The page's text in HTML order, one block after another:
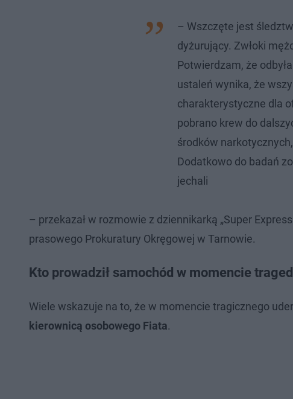
– Wszczęte jest
dyżurujący. Zwłoki
Potwierdzam, że
ustaleń wynika, że
charakterystyczne dla
pobrano krew do
środków
Dodatkowo do badań
jechali
– przekazał w rozmowie z dziennikarką „Super
prasowego Prokuratury Okręgowej w Tarnowie.
Kto prowadził samochód w momencie
Wiele wskazuje na to, że w momencie tragicznego
kierownicą osobowego Fiata.